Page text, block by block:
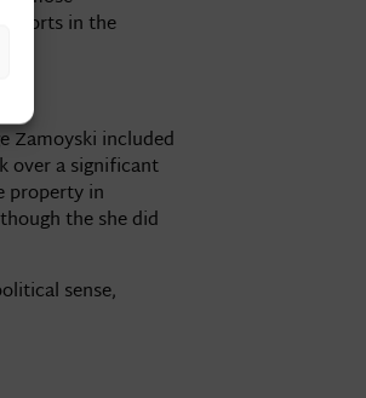
in the
Zamoyski included
over a significant
property in
the she did
sense,